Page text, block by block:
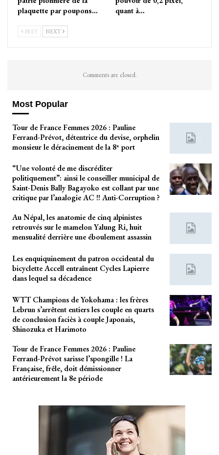
plaquette par poupons…
quant à…
PREV NEXT
Comments are closed.
Most Popular
Tour de France Femmes 2026 : Pauline
Ferrand-Prévot, détentrice du devise, orphelin
monsieur le déracinement de la 8ᵉ port
“Une volonté de me discréditer
politiquement”: ainsi le conseiller municipal de
Saint-Denis Bally Bagayoko est collant par une
critique par l’analogie AC !! Anti-Corruption ?
Au Népal, les anatomie de cinq alpinistes
retrouvés sur le mamelon Yalung Ri, huit
mensualité derrière une éboulement assassin
Les enquiquinement du patron occidental du
bicyclette Accell entraînent Cycles Lapierre
dans lequel sa décadence
WTT Champions de Yokohama : les frères
Lebrun s’arrêtent entiers les couple en quarts
de conclusion faciès à couple Japonais,
Shinozuka et Harimoto
Tour de France Femmes 2026 : Pauline
Ferrand-Prévot sarisse l’spongille ! La
Française, frêle, doit démissionner
antérieurement la 8e période